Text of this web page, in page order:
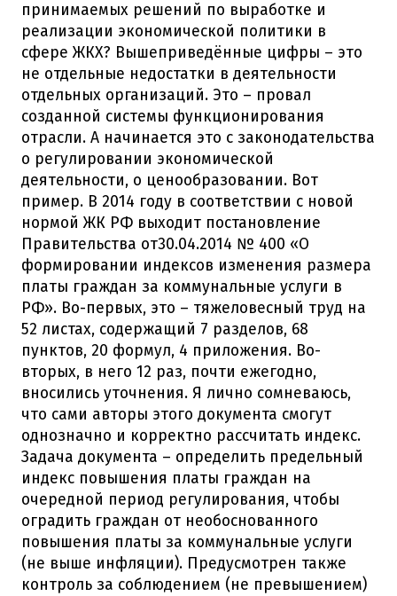
принимаемых решений по выработке и
реализации экономической политики в
сфере ЖКХ? Вышеприведённые цифры – это
не отдельные недостатки в деятельности
отдельных организаций. Это – провал
созданной системы функционирования
отрасли. А начинается это с законодательства
о регулировании экономической
деятельности, о ценообразовании. Вот
пример. В 2014 году в соответствии с новой
нормой ЖК РФ выходит постановление
Правительства от30.04.2014 № 400 «О
формировании индексов изменения размера
платы граждан за коммунальные услуги в
РФ». Во-первых, это – тяжеловесный труд на
52 листах, содержащий 7 разделов, 68
пунктов, 20 формул, 4 приложения. Во-
вторых, в него 12 раз, почти ежегодно,
вносились уточнения. Я лично сомневаюсь,
что сами авторы этого документа смогут
однозначно и корректно рассчитать индекс.
Задача документа – определить предельный
индекс повышения платы граждан на
очередной период регулирования, чтобы
оградить граждан от необоснованного
повышения платы за коммунальные услуги
(не выше инфляции). Предусмотрен также
контроль за соблюдением (не превышением)